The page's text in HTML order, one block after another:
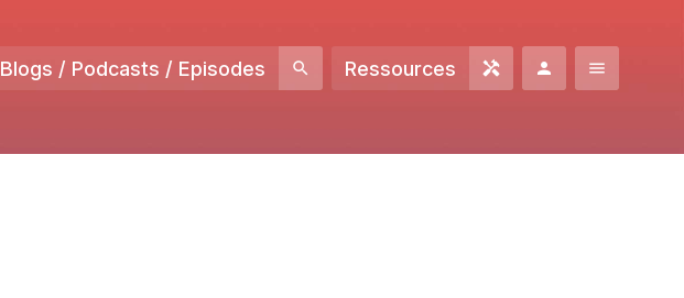
Blogs / Podcasts / Episodes Ressources